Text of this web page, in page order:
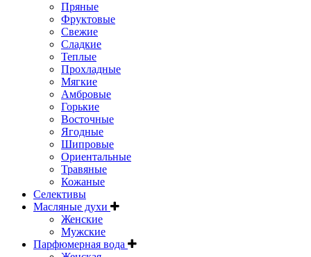
Пряные
Фруктовые
Свежие
Сладкие
Теплые
Прохладные
Мягкие
Амбровые
Горькие
Восточные
Ягодные
Шипровые
Ориентальные
Травяные
Кожаные
Селективы
Масляные духи
Женские
Мужские
Парфюмерная вода